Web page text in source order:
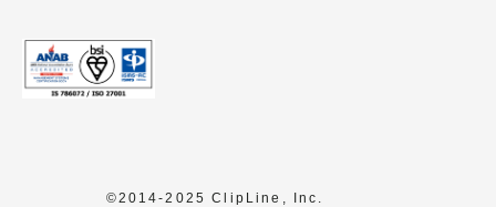
©2014-2025 ClipLine, Inc.